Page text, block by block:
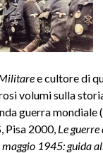
e cultore di
volumi sulla
guerra
Pisa 2000, Le
1945: guida